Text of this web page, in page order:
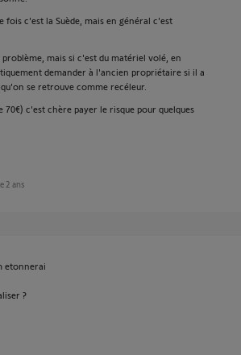
fois c'est la Suède, mais en général c'est
mais si c'est du matériel volé, en
demander à l'ancien propriétaire si il a
se retrouve comme recéleur.
c'est chère payer le risque pour quelques
2 ans
etonnerai
?